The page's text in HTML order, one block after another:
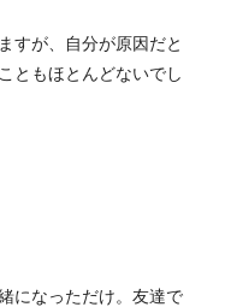
すが、自分が原因だと
ともほとんどないでし
になっただけ。友達で